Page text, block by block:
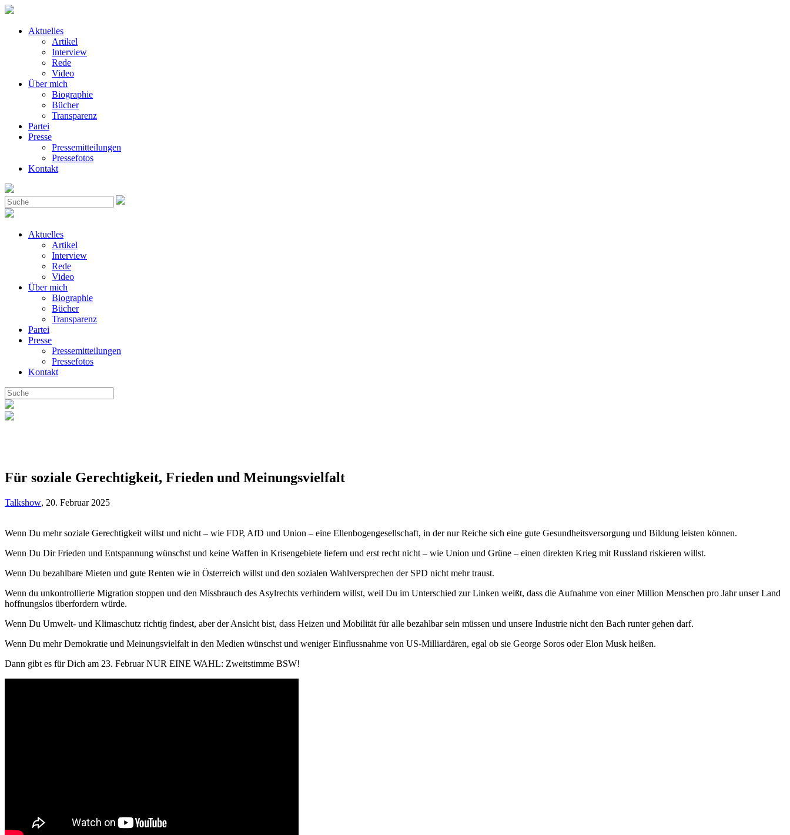
Aktuelles
Artikel
Interview
Rede
Video
Über mich
Biographie
Bücher
Transparenz
Partei
Presse
Pressemitteilungen
Pressefotos
Kontakt
Aktuelles
Artikel
Interview
Rede
Video
Über mich
Biographie
Bücher
Transparenz
Partei
Presse
Pressemitteilungen
Pressefotos
Kontakt
Für soziale Gerechtigkeit, Frieden und Meinungsvielfalt
Talkshow, 20. Februar 2025
Wenn Du mehr soziale Gerechtigkeit willst und nicht – wie FDP, AfD und Union – eine Ellenbogengesellschaft, in der nur Reiche sich eine gute Gesundheitsversorgung und Bildung leisten können.
Wenn Du Dir Frieden und Entspannung wünschst und keine Waffen in Krisengebiete liefern und erst recht nicht – wie Union und Grüne – einen direkten Krieg mit Russland riskieren willst.
Wenn Du bezahlbare Mieten und gute Renten wie in Österreich willst und den sozialen Wahlversprechen der SPD nicht mehr traust.
Wenn du unkontrollierte Migration stoppen und den Missbrauch des Asylrechts verhindern willst, weil Du im Unterschied zur Linken weißt, dass die Aufnahme von einer Million Menschen pro Jahr unser Land
hoffnungslos überfordern würde.
Wenn Du Umwelt- und Klimaschutz richtig findest, aber der Ansicht bist, dass Heizen und Mobilität für alle bezahlbar sein müssen und unsere Industrie nicht den Bach runter gehen darf.
Wenn Du mehr Demokratie und Meinungsvielfalt in den Medien wünschst und weniger Einflussnahme von US-Milliardären, egal ob sie George Soros oder Elon Musk heißen.
Dann gibt es für Dich am 23. Februar NUR EINE WAHL: Zweitstimme BSW!